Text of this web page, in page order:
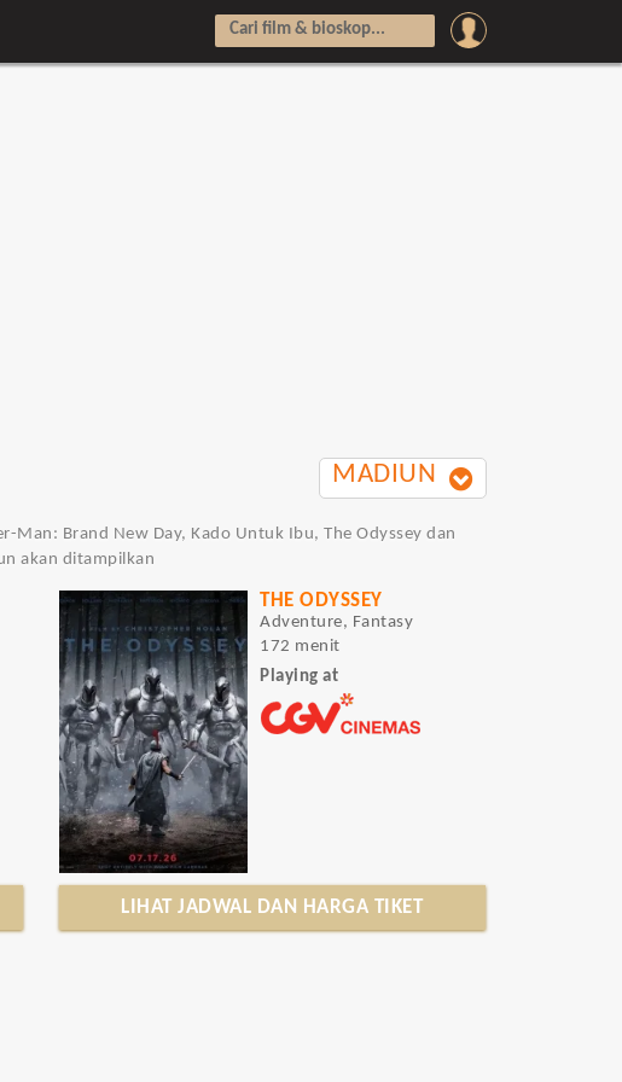
MADIUN
Brand New Day, Kado Untuk Ibu, The Odyssey dan
akan ditampilkan
THE ODYSSEY
Adventure, Fantasy
172 menit
Playing at
LIHAT JADWAL DAN HARGA TIKET